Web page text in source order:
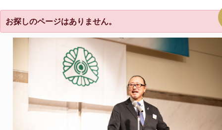
お探しのページはありません。